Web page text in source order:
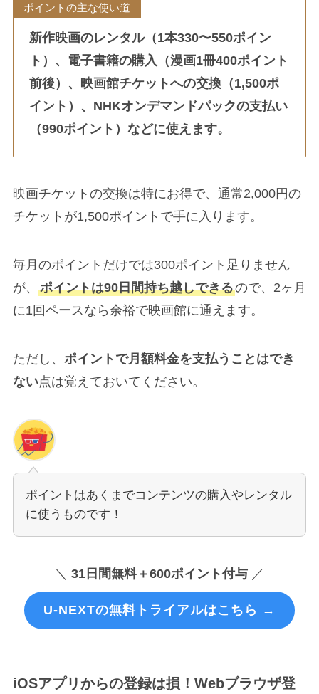
ポイントの主な使い道
新作映画のレンタル（1本330〜550ポイン
ト）、電子書籍の購入（漫画1冊400ポイント
前後）、映画館チケットへの交換（1,500ポ
イント）、NHKオンデマンドパックの支払い
（990ポイント）などに使えます。
映画チケットの交換は特にお得で、通常2,000円の
チケットが1,500ポイントで手に入ります。
毎月のポイントだけでは300ポイント足りません
が、 ポイントは90日間持ち越しできるので、2ヶ月
に1回ペースなら余裕で映画館に通えます。
ただし、 ポイントで月額料金を支払うことはでき
ない点は覚えておいてください。
ポイントはあくまでコンテンツの購入やレンタル
に使うものです！
＼ 31日間無料＋600ポイント付与 ／
U-NEXTの無料トライアルはこちら →
iOSアプリからの登録は損！Webブラウザ登